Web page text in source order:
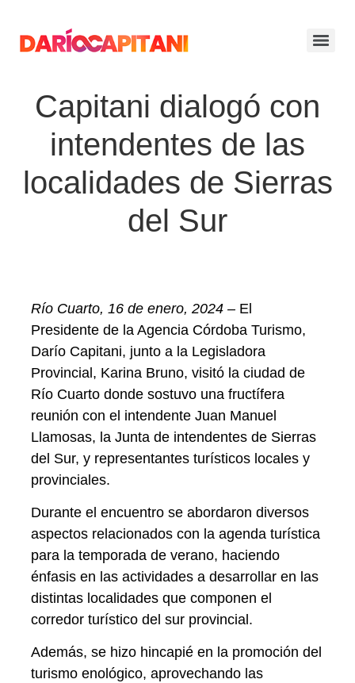
Capitani dialogó con
intendentes de las
localidades de Sierras
del Sur
Río Cuarto, 16 de enero, 2024 – El
Presidente de la Agencia Córdoba Turismo,
Darío Capitani, junto a la Legisladora
Provincial, Karina Bruno, visitó la ciudad de
Río Cuarto donde sostuvo una fructífera
reunión con el intendente Juan Manuel
Llamosas, la Junta de intendentes de Sierras
del Sur, y representantes turísticos locales y
provinciales.
Durante el encuentro se abordaron diversos
aspectos relacionados con la agenda turística
para la temporada de verano, haciendo
énfasis en las actividades a desarrollar en las
distintas localidades que componen el
corredor turístico del sur provincial.
Además, se hizo hincapié en la promoción del
turismo enológico, aprovechando las